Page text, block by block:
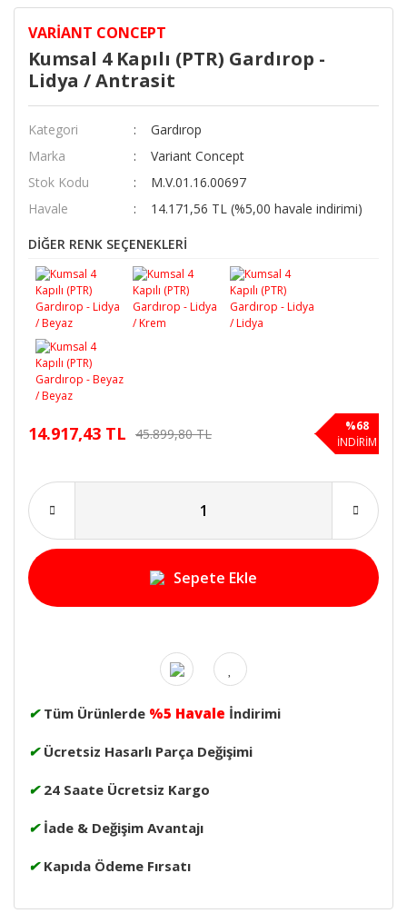
VARIANT CONCEPT
Kumsal 4 Kapılı (PTR) Gardırop -
Lidya / Antrasit
Kategori
Gardırop
Marka
Variant Concept
Stok Kodu
M.V.01.16.00697
Havale
14.171,56 TL (%5,00 havale indirimi)
DİĞER RENK SEÇENEKLERİ
14.917,43 TL 45.899,80 TL
%68
İNDİRİM
Sepete Ekle
✔ Tüm Ürünlerde %5 Havale İndirimi
✔ Ücretsiz Hasarlı Parça Değişimi
✔ 24 Saate Ücretsiz Kargo
✔ İade & Değişim Avantajı
✔ Kapıda Ödeme Fırsatı